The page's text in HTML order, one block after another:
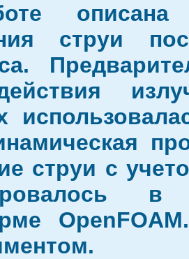
описана
струи
струи с
в